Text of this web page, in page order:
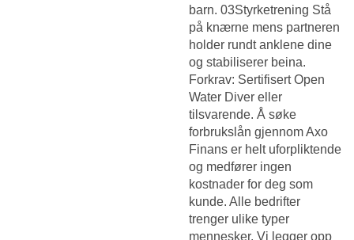
barn. 03Styrketrening Stå
på knærne mens partneren
holder rundt anklene dine
og stabiliserer beina.
Forkrav: Sertifisert Open
Water Diver eller
tilsvarende. Å søke
forbrukslån gjennom Axo
Finans er helt uforpliktende
og medfører ingen
kostnader for deg som
kunde. Alle bedrifter
trenger ulike typer
mennesker. ​Vi legger opp